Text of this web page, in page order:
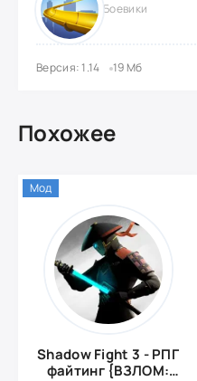
Боевики
Версия: 1.14 19 Мб
Похожее
Shadow Fight 3 - РПГ
файтинг {ВЗЛОМ:
Мод